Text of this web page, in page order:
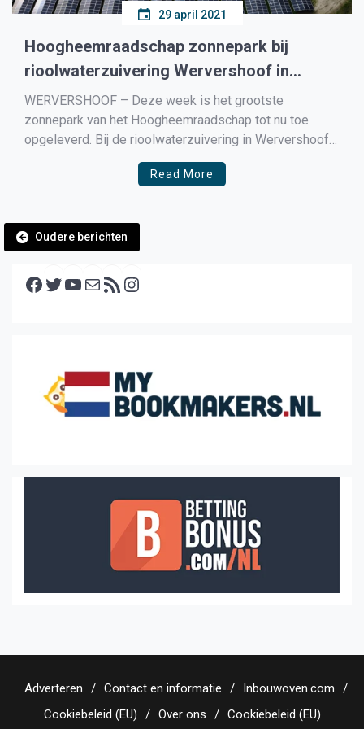
29 april 2021
Hoogheemraadschap zonnepark bij
rioolwaterzuivering Wervershoof in
bedrijf, ruim 17.000 zonnepanelen
WERVERSHOOF – Deze week is het grootste
zonnepark van het Hoogheemraadschap tot nu toe
opgeleverd. Bij de rioolwaterzuivering in Wervershoof
zijn 17.570 zonnepanelen geïnstalleerd. Hiermee gaat
het HHNK op jaarbasis naar verwachting ruim 5.000.000
Read More
Berichtennavigatie
Oudere berichten
Facebook Twitter YouTube E-mail RSS feed
Adverteren Contact en informatie
Inbouwoven.com
Cookiebeleid (EU)
Over ons Cookiebeleid (EU)